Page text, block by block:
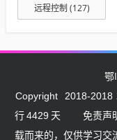
远程控制 (127)
鄂
Copyright 2018-2018
行4429 天
免责声明
载而来的，仅供学习交